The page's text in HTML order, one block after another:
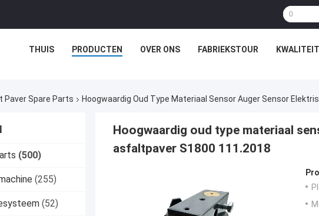
THUIS PRODUCTEN OVER ONS FABRIEKSTOUR
Paver Spare Parts Hoogwaardig Oud Type Materiaal Sensor Auger Sensor
(500)
(255)
(52)
Hoogwaardig oud type materiaal
asfaltpaver S1800 111.2018